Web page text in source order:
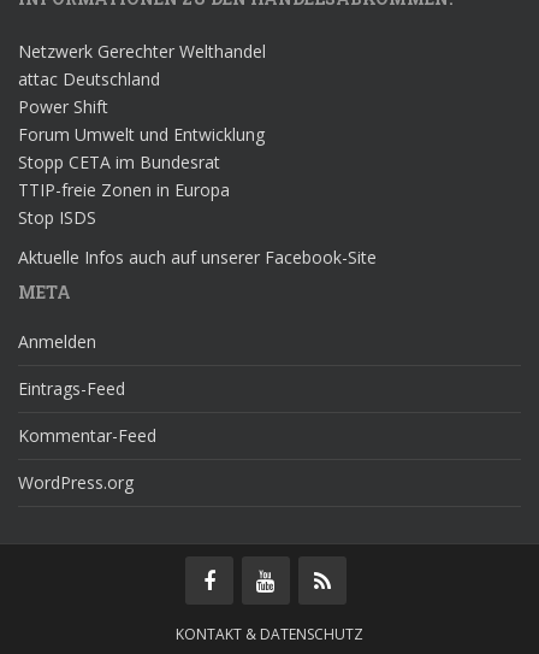
Netzwerk Gerechter Welthandel
attac Deutschland
Power Shift
Forum Umwelt und Entwicklung
Stopp CETA im Bundesrat
TTIP-freie Zonen in Europa
Stop ISDS
Aktuelle Infos auch auf unserer Facebook-Site
META
Anmelden
Eintrags-Feed
Kommentar-Feed
WordPress.org
KONTAKT & DATENSCHUTZ